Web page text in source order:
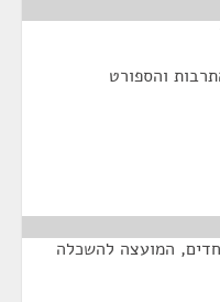
והספורט
המועצה להשכלה